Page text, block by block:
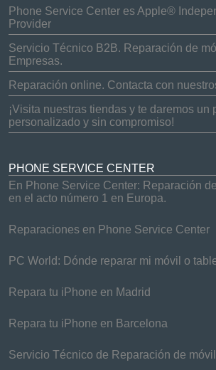
Phone Service Center es Apple®
Provider
Servicio Técnico B2B. Reparación de
Empresas.
Reparación online. Contacta con
¡Visita nuestras tiendas y te daremos un
personalizado y sin compromiso!
PHONE SERVICE CENTER
En Phone Service Center: Reparación
en el acto número 1 en Europa.
Reparaciones en Phone Service Center
PC World: Dónde reparar mi móvil o
Repara tu iPhone en Madrid
Repara tu iPhone en Barcelona
Servicio Técnico de Reparación de